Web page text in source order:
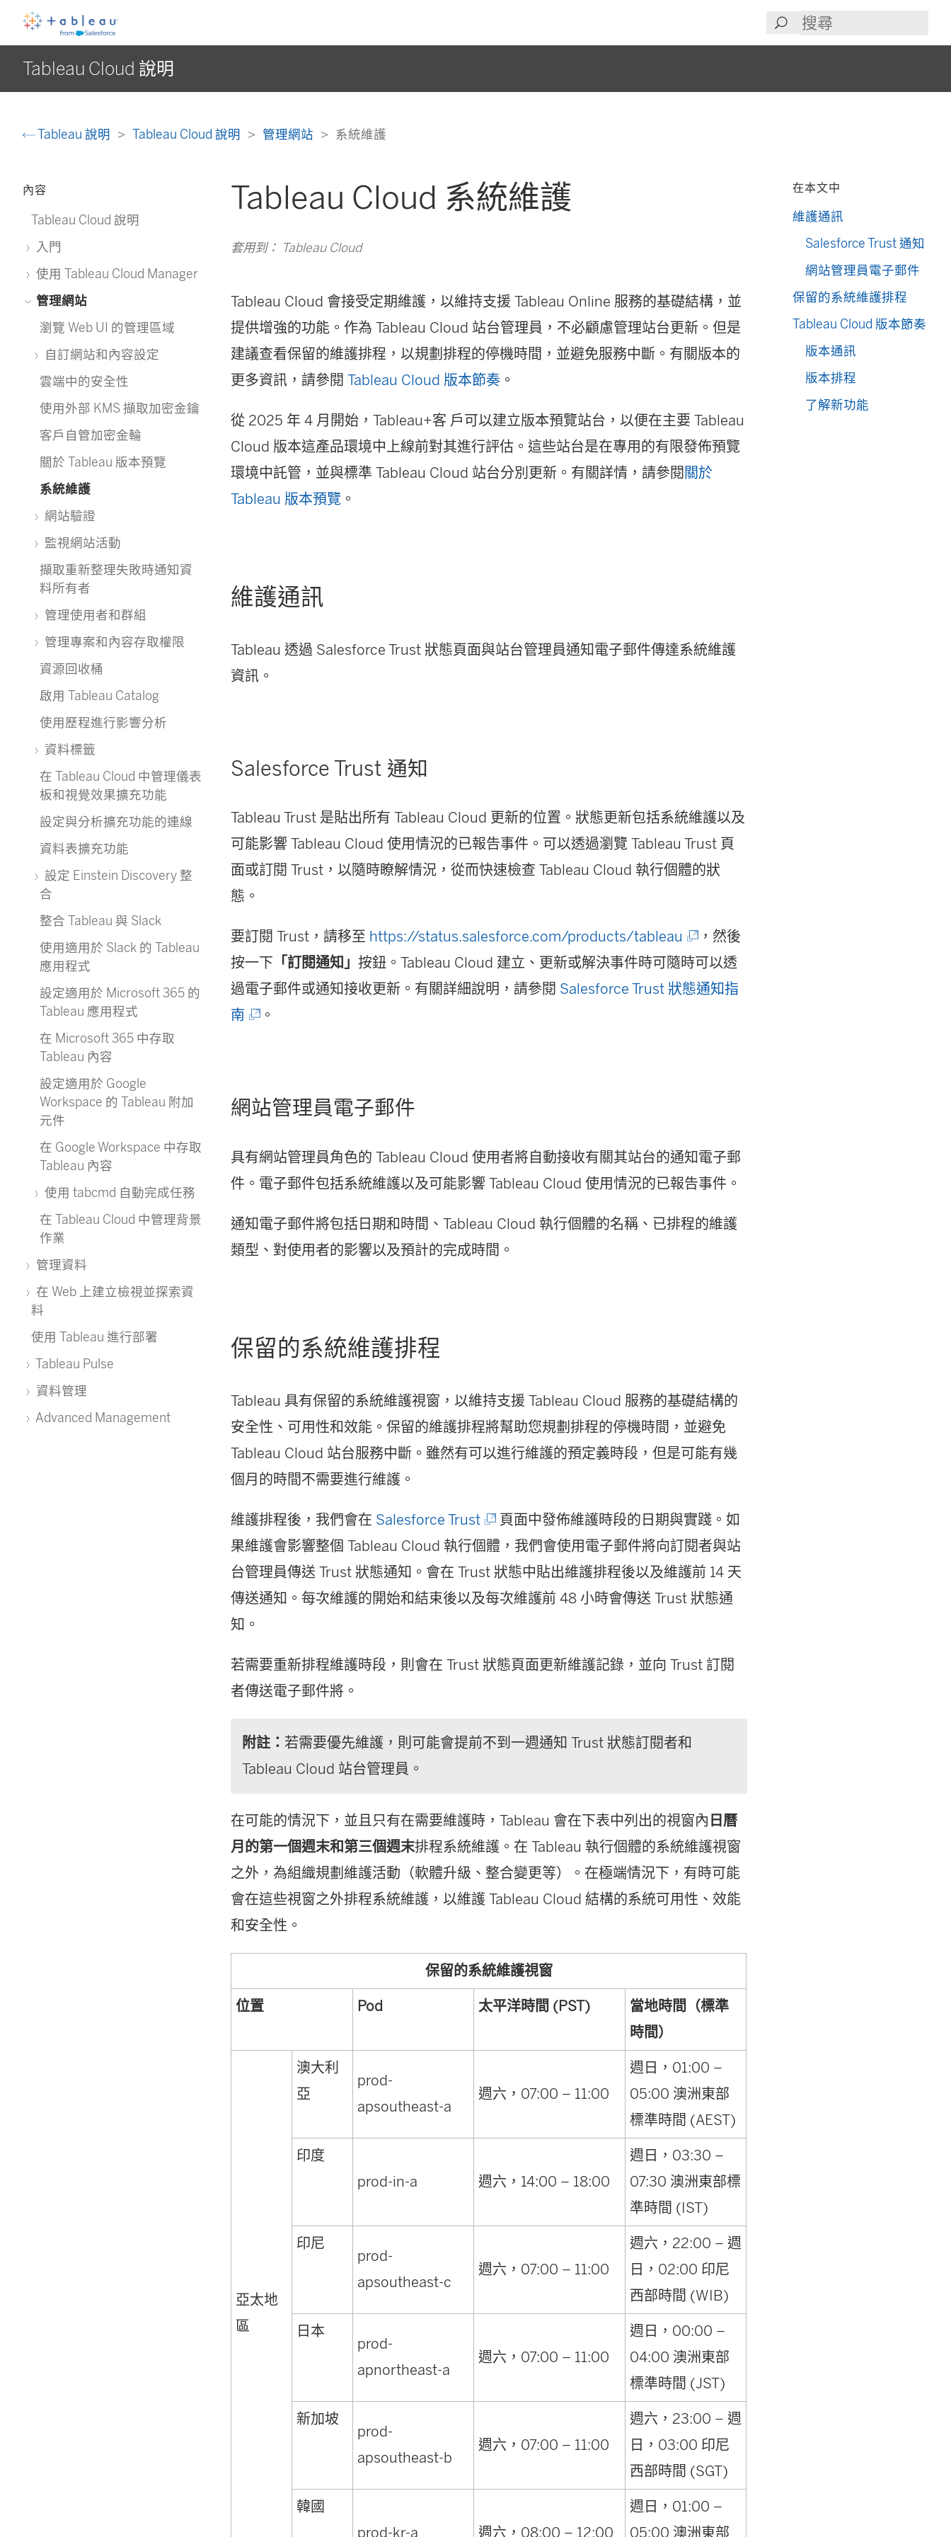
Tableau Cloud 說明
Tableau 說明 Tableau Cloud 說明 管理網站 系統維護
內容
Tableau Cloud 說明
入門
使用 Tableau Cloud Manager
管理網站
瀏覽 Web UI 的管理區域
自訂網站和內容設定
雲端中的安全性
使用外部 KMS 擷取加密金鑰
客戶自管加密金輪
關於 Tableau 版本預覽
系統維護
網站驗證
監視網站活動
擷取重新整理失敗時通知資
料所有者
管理使用者和群組
管理專案和內容存取權限
資源回收桶
啟用 Tableau Catalog
使用歷程進行影響分析
資料標籤
在 Tableau Cloud 中管理儀表
板和視覺效果擴充功能
設定與分析擴充功能的連線
資料表擴充功能
設定 Einstein Discovery 整
合
整合 Tableau 與 Slack
使用適用於 Slack 的 Tableau
應用程式
設定適用於 Microsoft 365 的
Tableau 應用程式
在 Microsoft 365 中存取
Tableau 內容
設定適用於 Google
Workspace 的 Tableau 附加
元件
在 Google Workspace 中存取
Tableau 內容
使用 tabcmd 自動完成任務
在 Tableau Cloud 中管理背景
作業
管理資料
在 Web 上建立檢視並探索資
料
使用 Tableau 進行部署
Tableau Pulse
資料管理
Advanced Management
Tableau Cloud 系統維護
套用到： Tableau Cloud
Tableau Cloud 會接受定期維護，以維持支援 Tableau Online 服務的基礎結構，並
提供增強的功能。作為 Tableau Cloud 站台管理員，不必顧慮管理站台更新。但是
建議查看保留的維護排程，以規劃排程的停機時間，並避免服務中斷。有關版本的
更多資訊，請參閱Tableau Cloud 版本節奏 。
從 2025 年 4 月開始，Tableau+客 戶可以建立版本預覽站台，以便在主要 Tableau
Cloud 版本這產品環境中上線前對其進行評估。這些站台是在專用的有限發佈預覽
環境中託管，並與標準 Tableau Cloud 站台分別更新。有關詳情，請參閱 關於
Tableau 版本預覽 。
維護通訊
Tableau 透過 Salesforce Trust 狀態頁面與站台管理員通知電子郵件傳達系統維護
資訊。
Salesforce Trust 通知
Tableau Trust 是貼出所有 Tableau Cloud 更新的位置。狀態更新包括系統維護以及
可能影響 Tableau Cloud 使用情況的已報告事件。可以透過瀏覽 Tableau Trust 頁
面或訂閱 Trust，以隨時瞭解情況，從而快速檢查 Tableau Cloud 執行個體的狀
態。
要訂閱 Trust，請移至 https://status.salesforce.com/products/tableau (
連
結
啟
)
，然後
按一下 「訂閱通知」按鈕。Tableau Cloud 建立、更新或解決事件時可隨時可以透
過電子郵件或通知接收更新。有關詳細說明，請參閱 Salesforce Trust 狀態通知指
南 (
新
視
啟
)
。
網站管理員電子郵件
具有網站管理員角色的 Tableau Cloud 使用者將自動接收有關其站台的通知電子郵
件。電子郵件包括系統維護以及可能影響 Tableau Cloud 使用情況的已報告事件。
通知電子郵件將包括日期和時間、Tableau Cloud 執行個體的名稱、已排程的維護
類型、對使用者的影響以及預計的完成時間。
保留的系統維護排程
Tableau 具有保留的系統維護視窗，以維持支援 Tableau Cloud 服務的基礎結構的
安全性、可用性和效能。保留的維護排程將幫助您規劃排程的停機時間，並避免
Tableau Cloud 站台服務中斷。雖然有可以進行維護的預定義時段，但是可能有幾
個月的時間不需要進行維護。
維護排程後，我們會在 Salesforce Trust(
連
結
在
窗
)
頁面中發佈維護時段的日期與實踐。如
果維護會影響整個 Tableau Cloud 執行個體，我們會使用電子郵件將向訂閱者與站
台管理員傳送 Trust 狀態通知。會在 Trust 狀態中貼出維護排程後以及維護前 14 天
傳送通知。每次維護的開始和結束後以及每次維護前 48 小時會傳送 Trust 狀態通
知。
若需要重新排程維護時段，則會在 Trust 狀態頁面更新維護記錄，並向 Trust 訂閱
者傳送電子郵件將。
附註： 若需要優先維護，則可能會提前不到一週通知 Trust 狀態訂閱者和
Tableau Cloud 站台管理員。
在可能的情況下，並且只有在需要維護時，Tableau 會在下表中列出的視窗內 日曆
月的第一個週末和第三個週末排程系統維護。在 Tableau 執行個體的系統維護視窗
之外，為組織規劃維護活動（軟體升級、整合變更等）。在極端情況下，有時可能
會在這些視窗之外排程系統維護，以維護 Tableau Cloud 結構的系統可用性、效能
和安全性。
保留的系統維護視窗
位置 Pod 太平洋時間 (PST)
當地時間（標準
時間）
亞太地
區
澳大利
亞
prod-
apsoutheast-a
週六，07:00 – 11:00
週日，01:00 –
05:00 澳洲東部
標準時間 (AEST)
印度
prod-in-a
週六，14:00 – 18:00
週日，03:30 –
07:30 澳洲東部標
準時間 (IST)
印尼
prod-
apsoutheast-c
週六，07:00 – 11:00
週六，22:00 – 週
日，02:00 印尼
西部時間 (WIB)
日本
prod-
apnortheast-a
週六，07:00 – 11:00
週日，00:00 –
04:00 澳洲東部
標準時間 (JST)
新加坡
prod-
apsoutheast-b
週六，07:00 – 11:00
週六，23:00 – 週
日，03:00 印尼
西部時間 (SGT)
韓國
prod-kr-a
週六，08:00 – 12:00
週日，01:00 –
05:00 澳洲東部
在本文中
維護通訊
Salesforce Trust 通知
網站管理員電子郵件
保留的系統維護排程
Tableau Cloud 版本節奏
版本通訊
版本排程
了解新功能